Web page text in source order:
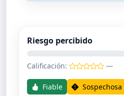
Riesgo percibido
Calificación: —
Fiable Sospechosa